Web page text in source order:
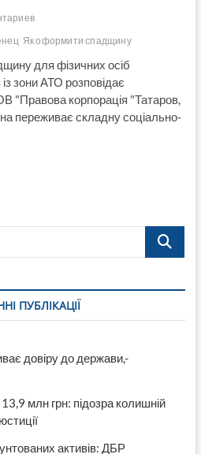
Як оформити спадщину
для фізичних осіб
зони АТО розповідає
"Правова корпорація "Татаров,
переживає складну соціально-
Поиск…
ПУБЛІКАЦІЇ
довіру до держави,-
млн грн: підозра колишній
активів: ДБР